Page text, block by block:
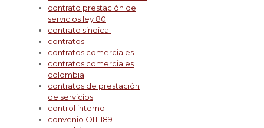
contrato prestación de
servicios ley 80
contrato sindical
contratos
contratos comerciales
contratos comerciales
colombia
contratos de prestación
de servicios
control interno
convenio OIT 189